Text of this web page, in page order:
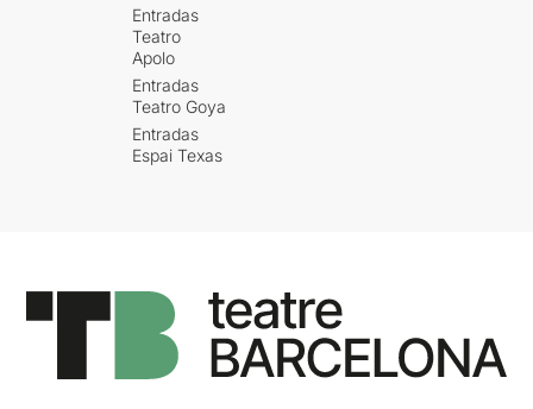
Entradas
Teatro
Apolo
Entradas
Teatro Goya
Entradas
Espai Texas